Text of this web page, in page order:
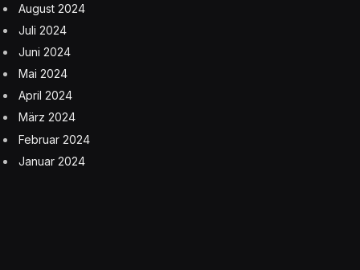
August 2024
Juli 2024
Juni 2024
Mai 2024
April 2024
März 2024
Februar 2024
Januar 2024